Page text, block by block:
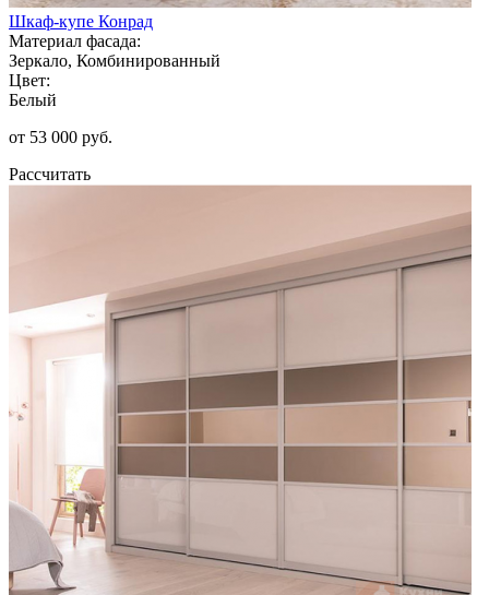
Шкаф-купе Конрад
Материал фасада:
Зеркало, Комбинированный
Цвет:
Белый
от 53 000 руб.
Рассчитать